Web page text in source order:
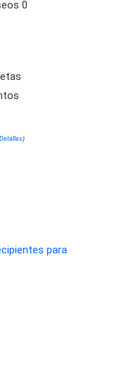
0
Detalles )
para